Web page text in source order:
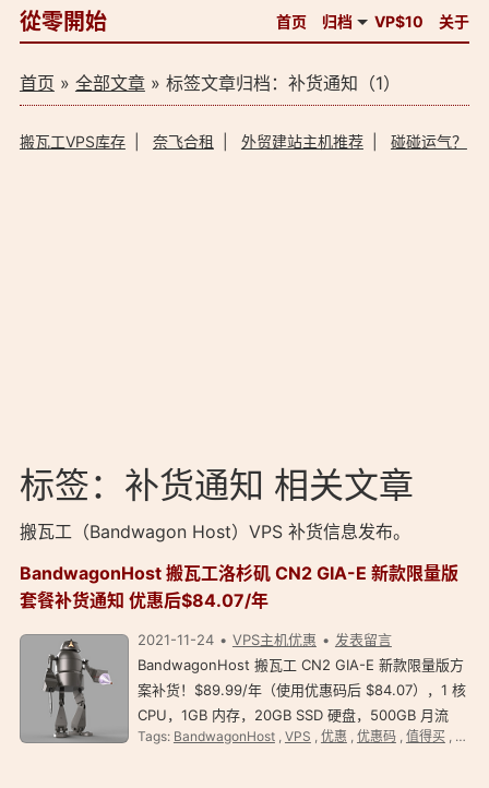
從零開始 首页 归档 VP$10 关于
首页 » 全部文章» 标签文章归档：补货通知（1）
搬瓦工VPS库存| 奈飞合租 外贸建站主机推荐| 碰碰运气？
标签：补货通知 相关文章
搬瓦工（Bandwagon Host）VPS 补货信息发布。
BandwagonHost 搬瓦工洛杉矶 CN2 GIA-E 新款限量版
套餐补货通知 优惠后$84.07/年
2021-11-24 VPS主机优惠
发表留言
BandwagonHost 搬瓦工 CN2 GIA-E 新款限量版方
案补货！$89.99/年（使用优惠码后 $84.07），1 核
CPU，1GB 内存，20GB SSD 硬盘，500GB 月流
量，1Gbps 带宽，可使用 DC6 CN2 GIA-E 、 DC9
Tags: BandwagonHost, VPS , 优惠 , 优惠码, 值得买, 搬瓦